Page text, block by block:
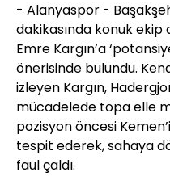
- Alanyaspor -
dakikasında konuk ekip
Emre Kargın’a
önerisinde bulundu.
izleyen Kargın,
mücadelede topa elle
pozisyon öncesi
tespit ederek, sahaya
faul çaldı.